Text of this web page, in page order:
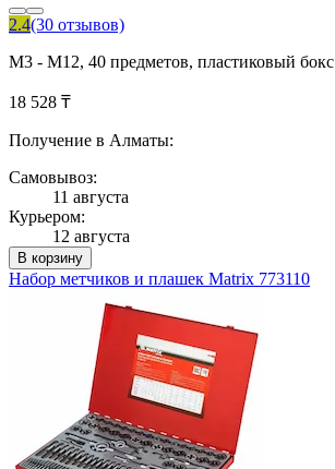
2.4(30 отзывов)
М3 - М12, 40 предметов, пластиковый бокс
18 528 ₸
Получение в Алматы:
Самовывоз:
11 августа
Курьером:
12 августа
В корзину
Набор метчиков и плашек Matrix 773110